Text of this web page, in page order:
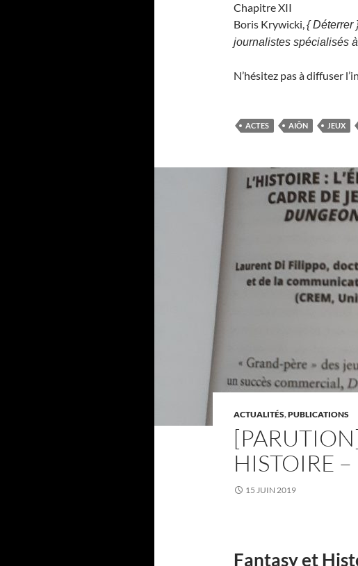
Chapitre XII
Boris Krywicki,{ Déterrer
journalistes spécialisés
N’hésitez pas à diffuser
ACTES AIÔN JEUX
ACTUALITÉS,PUBLICATIONS
HISTOIRE –
15 JUIN 2019
Fantasy et